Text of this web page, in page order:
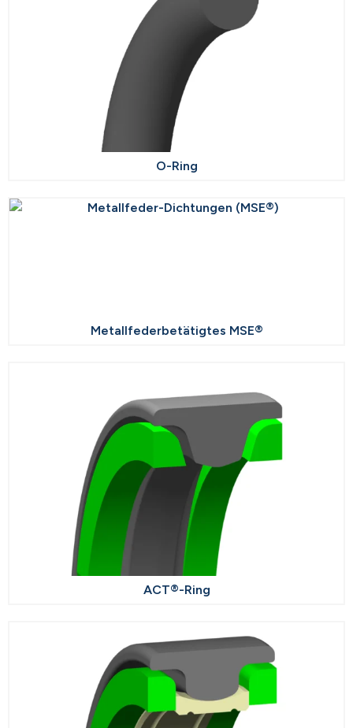
O-Ring
Metallfederbetätigtes MSE®
ACT®-Ring